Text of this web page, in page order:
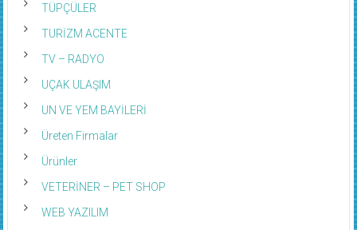
TÜPÇÜLER
TURİZM ACENTE
TV – RADYO
UÇAK ULAŞIM
UN VE YEM BAYİLERİ
Üreten Firmalar
Ürünler
VETERİNER – PET SHOP
WEB YAZILIM